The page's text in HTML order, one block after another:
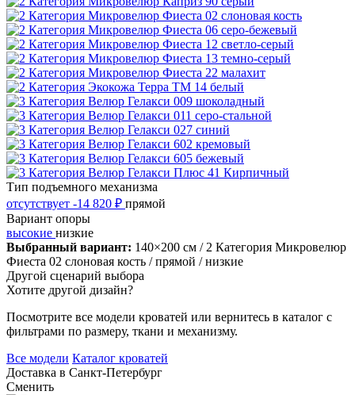
Тип подъемного механизма
отсутствует -14 820 ₽ прямой
Вариант опоры
высокие низкие
Выбранный вариант: 140×200 см / 2 Категория Микровелюр
Фиеста 02 слоновая кость / прямой / низкие
Другой сценарий выбора
Хотите другой дизайн?
Посмотрите все модели кроватей или вернитесь в каталог с
фильтрами по размеру, ткани и механизму.
Все модели Каталог кроватей
Доставка в Санкт-Петербург
Сменить